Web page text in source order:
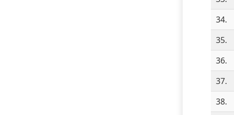
34.
35.
36.
37.
38.